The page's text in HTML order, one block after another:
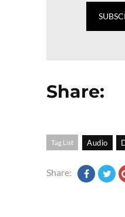
Share:
Tag List Audio
Share: